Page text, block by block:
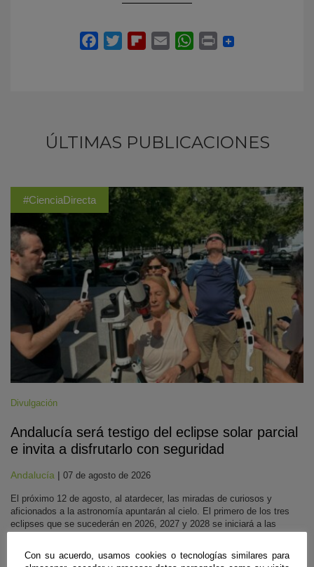
ÚLTIMAS PUBLICACIONES
#CienciaDirecta
Divulgación
Andalucía será testigo del eclipse solar parcial
e invita a disfrutarlo con seguridad
Andalucía | 07 de agosto de 2026
El próximo 12 de agosto, al atardecer, las miradas de curiosos y
aficionados a la astronomía apuntarán al cielo. El primero de los tres
eclipses que se sucederán en 2026, 2027 y 2028 se iniciará a las
las 21:15 y 21:25, dependiendo de la zona dónde se observe. En
Andalucía se observará de forma parcial, y aunque el Sol no esté
Con su acuerdo, usamos cookies o tecnologías similares para